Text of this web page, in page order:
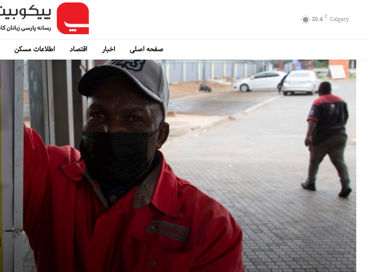
20.4 C Calgary
صفحه اصلی اخبار اقتصاد اطلاعات مسکن